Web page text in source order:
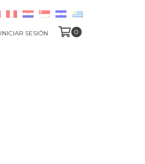
INICIAR SESIÓN 0